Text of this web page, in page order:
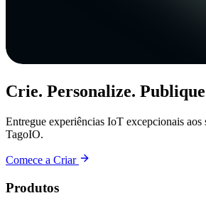
Crie. Personalize.
Entregue experiências IoT excepcionais aos
TagoIO.
Comece a Criar
Produtos